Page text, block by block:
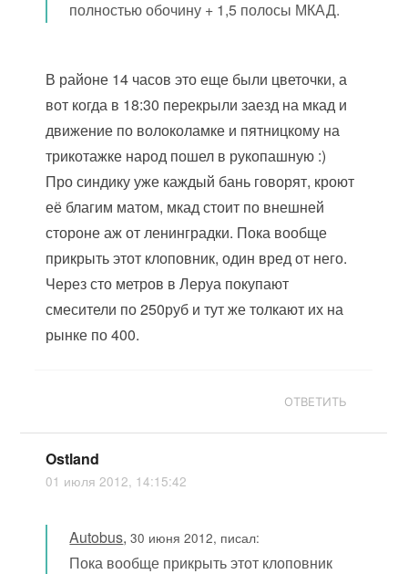
полностью обочину + 1,5 полосы МКАД.
В районе 14 часов это еще были цветочки, а
вот когда в 18:30 перекрыли заезд на мкад и
движение по волоколамке и пятницкому на
трикотажке народ пошел в рукопашную :)
Про синдику уже каждый бань говорят, кроют
её благим матом, мкад стоит по внешней
стороне аж от ленинградки. Пока вообще
прикрыть этот клоповник, один вред от него.
Через сто метров в Леруа покупают
смесители по 250руб и тут же толкают их на
рынке по 400.
ОТВЕТИТЬ
Ostland
01 июля 2012, 14:15:42
Autobus,30 июня 2012, писал:
Пока вообще прикрыть этот клоповник